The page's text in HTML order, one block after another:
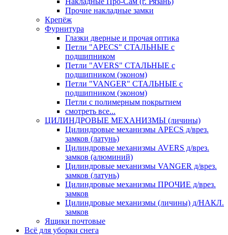
Прочие накладные замки
Крепёж
Фурнитура
Глазки дверные и прочая оптика
Петли "APECS" СТАЛЬНЫЕ с
подшипником
Петли "AVERS" СТАЛЬНЫЕ с
подшипником (эконом)
Петли "VANGER" СТАЛЬНЫЕ с
подшипником (эконом)
Петли с полимерным покрытием
смотреть все...
ЦИЛИНДРОВЫЕ МЕХАНИЗМЫ (личины)
Цилиндровые механизмы APECS д/врез.
замков (латунь)
Цилиндровые механизмы AVERS д/врез.
замков (алюминий)
Цилиндровые механизмы VANGER д/врез.
замков (латунь)
Цилиндровые механизмы ПРОЧИЕ д/врез.
замков
Цилиндровые механизмы (личины) д/НАКЛ.
замков
Ящики почтовые
Всё для уборки снега